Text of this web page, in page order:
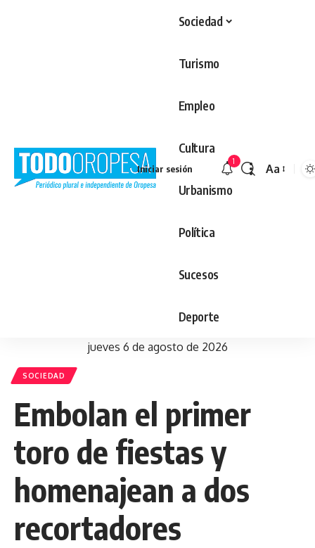
Sociedad
Turismo
Empleo
Cultura
Urbanismo
Política
Sucesos
Deporte
Iniciar sesión
1
Aa
jueves 6 de agosto de 2026
SOCIEDAD
Embolan el primer
toro de fiestas y
homenajean a dos
recortadores